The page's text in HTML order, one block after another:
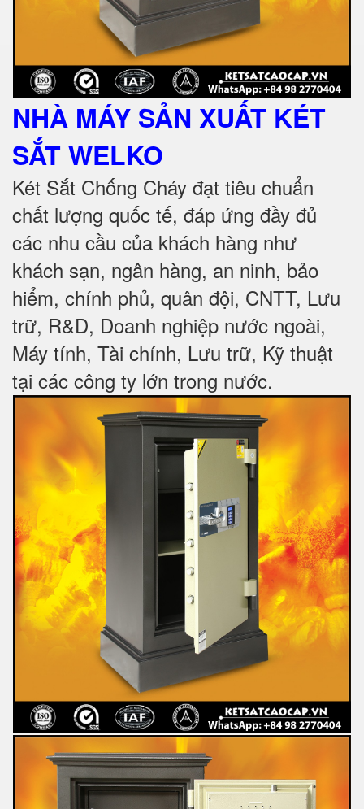
NHÀ MÁY SẢN XUẤT KÉT
SẮTWELKO
Két Sắt Chống Cháy đạt tiêu chuẩn
chất lượng quốc tế, đáp ứng đầy đủ
các nhu cầu của khách hàng như
khách sạn, ngân hàng, an ninh, bảo
hiểm, chính phủ, quân đội, CNTT, Lưu
trữ, R&D, Doanh nghiệp nước ngoài,
Máy tính, Tài chính, Lưu trữ, Kỹ thuật
tại các công ty lớn trong nước.